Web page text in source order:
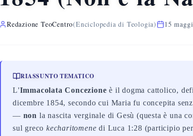
Redazione TeoCentro(Enciclopedia di Teologia) 15
RIASSUNTO TEMATICO
L'Immacolata Concezione è il dogma cattolico,
dicembre 1854, secondo cui Maria fu concepita
— non la nascita verginale di Gesù (questa è una
sul greco kecharitomene di Luca 1:28 (participio